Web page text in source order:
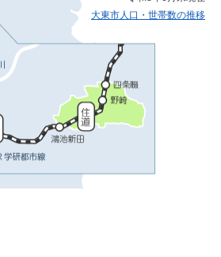
大東市人口・世帯数の推移